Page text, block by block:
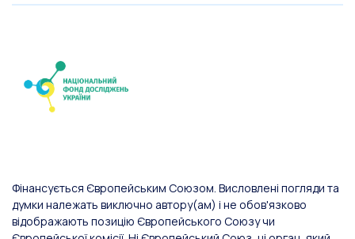
Фінансується Європейським Союзом. Висловлені погляди та
думки належать виключно автору(ам) і не обов'язково
відображають позицію Європейського Союзу чи